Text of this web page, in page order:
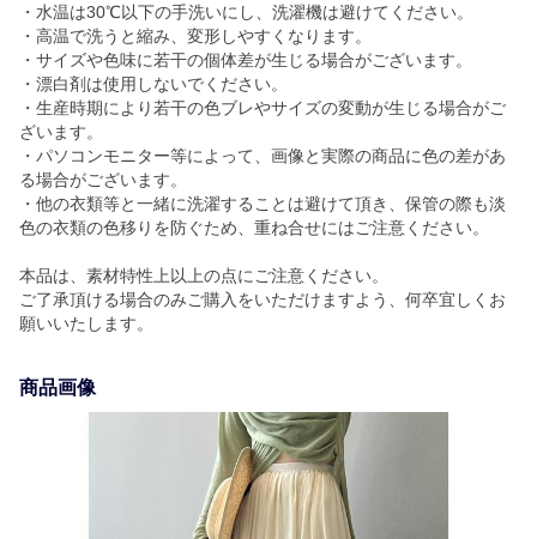
・水温は30℃以下の手洗いにし、洗濯機は避けてください。
・高温で洗うと縮み、変形しやすくなります。
・サイズや色味に若干の個体差が生じる場合がございます。
・漂白剤は使用しないでください。
・生産時期により若干の色ブレやサイズの変動が生じる場合がご
ざいます。
・パソコンモニター等によって、画像と実際の商品に色の差があ
る場合がございます。
・他の衣類等と一緒に洗濯することは避けて頂き、保管の際も淡
色の衣類の色移りを防ぐため、重ね合せにはご注意ください。
本品は、素材特性上以上の点にご注意ください。
ご了承頂ける場合のみご購入をいただけますよう、何卒宜しくお
願いいたします。
商品画像